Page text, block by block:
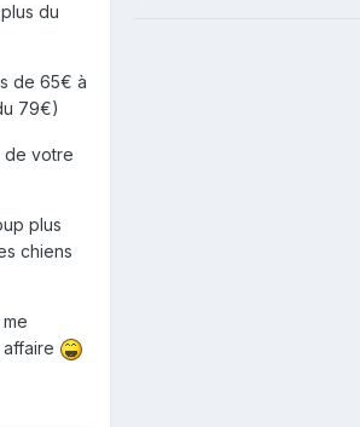
du
de 65€ à
79€)
de votre
plus
chiens